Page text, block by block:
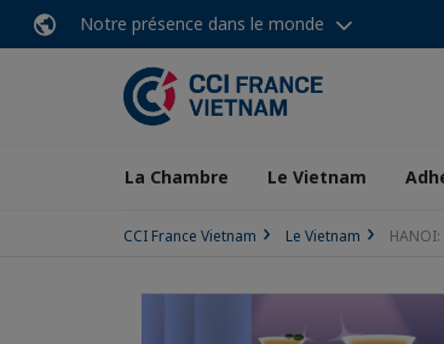
Notre présence dans le monde
La Chambre Le Vietnam
CCI France Vietnam Le Vietnam